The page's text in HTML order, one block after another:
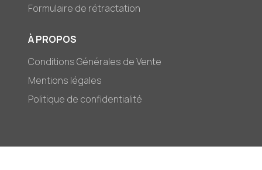
Formulaire de rétractation
À PROPOS
Conditions Générales de Vente
Mentions légales
Politique de confidentialité
© 2026,Mark-et-Zoé